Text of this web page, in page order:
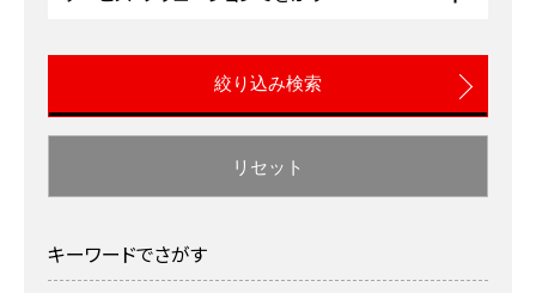
リセット
キーワードでさがす